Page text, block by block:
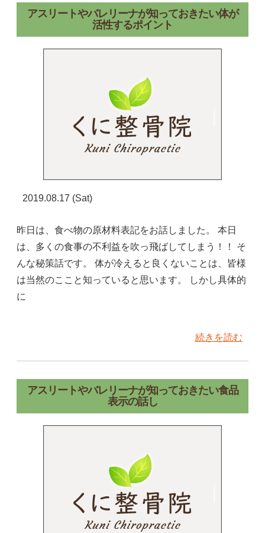
アスリートやバレリーナが知っておきたい体が
活性するポイント
2019.08.17 (Sat)
昨日は、食べ物の原材料表記をお話しました。 本日
は、多くの食事の不利益を吹っ飛ばしてしまう！！ そ
んな秘策話です。 体が冷えると良くないことは、皆様
は当然のここと知っていると思います。 しかし具体的
に
続きを読む
アスリートやバレリーナが知っておきたい食品
表示の話し